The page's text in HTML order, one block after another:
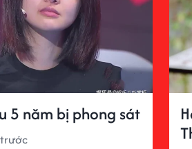
5 năm bị phong sát